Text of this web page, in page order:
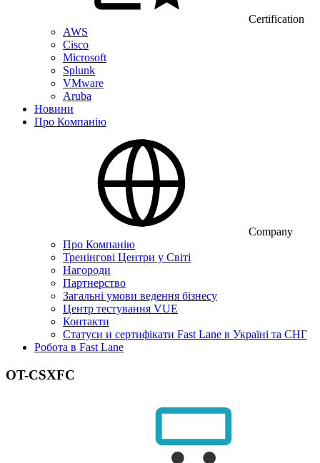
Certification
AWS
Cisco
Microsoft
Splunk
VMware
Aruba
Новини
Про Компанію
Company
Про Компанію
Тренінгові Центри у Світі
Нагороди
Партнерство
Загальні умови ведення бізнесу
Центр тестування VUE
Контакти
Статуси и сертифікати Fast Lane в Україні та СНГ
Робота в Fast Lane
OT-CSXFC